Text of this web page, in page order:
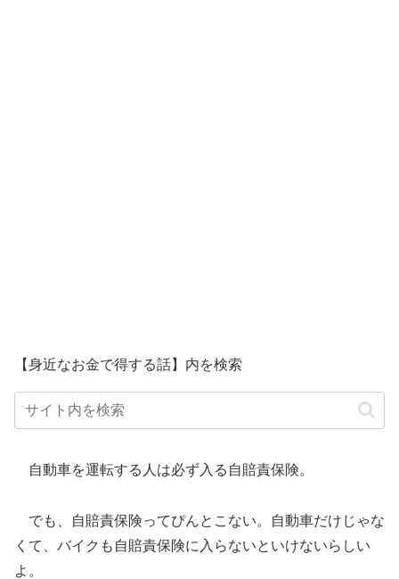
【身近なお金で得する話】内を検索
自動車を運転する人は必ず入る自賠責保険。
でも、自賠責保険ってぴんとこない。自動車だけじゃな
くて、バイクも自賠責保険に入らないといけないらしい
よ。